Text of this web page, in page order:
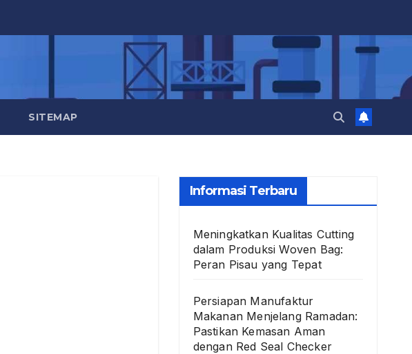
SITEMAP
Informasi Terbaru
Meningkatkan Kualitas Cutting
dalam Produksi Woven Bag:
Peran Pisau yang Tepat
Persiapan Manufaktur
Makanan Menjelang Ramadan:
Pastikan Kemasan Aman
dengan Red Seal Checker